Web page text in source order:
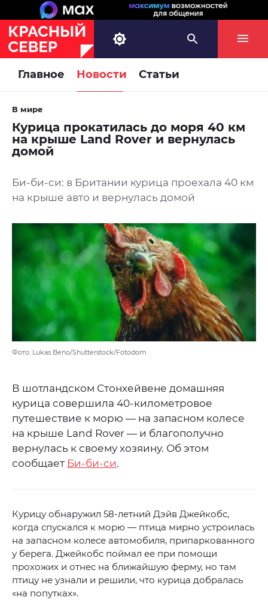
Главное Новости Статьи
В мире
Курица прокатилась до моря 40 км
на крыше Land Rover и вернулась
домой
Би-би-си: в Британии курица проехала 40 км
на крыше авто и вернулась домой
Фото: Lukas Beno/Shutterstock/Fotodom
В шотландском Стонхейвене домашняя
курица совершила 40-километровое
путешествие к морю — на запасном колесе
на крыше Land Rover — и благополучно
вернулась к своему хозяину. Об этом
сообщает Би-би-си.
Курицу обнаружил 58-летний Дэйв Джейкобс,
когда спускался к морю — птица мирно устроилась
на запасном колесе автомобиля, припаркованного
у берега. Джейкобс поймал ее при помощи
прохожих и отнес на ближайшую ферму, но там
птицу не узнали и решили, что курица добралась
«на попутках».